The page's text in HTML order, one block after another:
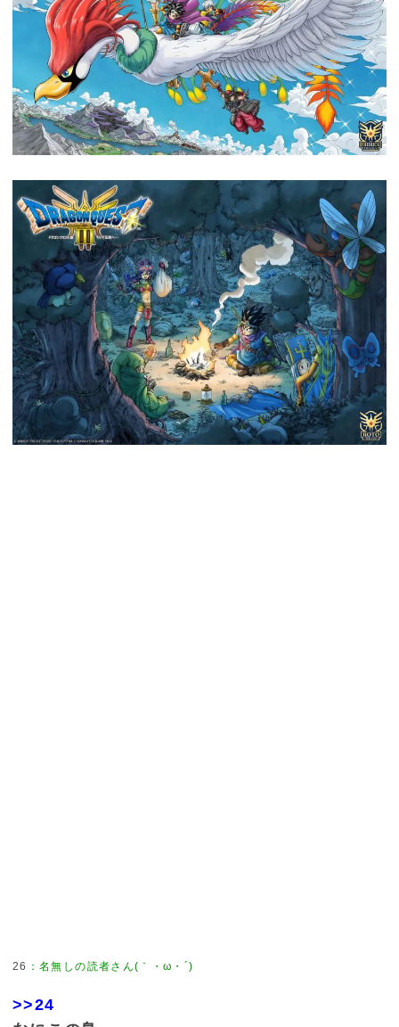
26 ：名無しの読者さん(｀・ω・´)
>>24